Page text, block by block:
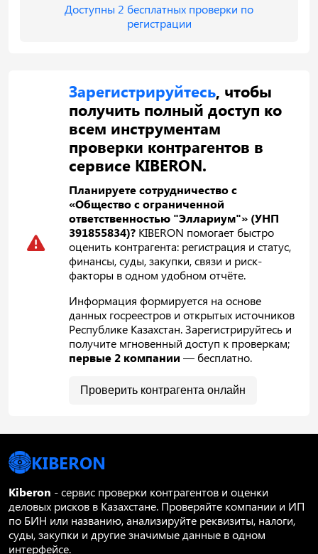
Доступны 2 бесплатных проверки по
регистрации
Зарегистрируйтесь, чтобы
получить полный доступ ко
всем инструментам
проверки контрагентов в
сервисе KIBERON.
Планируете сотрудничество с
«Общество с ограниченной
ответственностью "Эллариум"» (УНП
391855834)? KIBERON помогает быстро
оценить контрагента: регистрация и статус,
финансы, суды, закупки, связи и риск-
факторы в одном удобном отчёте.
Информация формируется на основе
данных госреестров и открытых источников
Республике Казахстан. Зарегистрируйтесь и
получите мгновенный доступ к проверкам;
первые 2 компании — бесплатно.
Проверить контрагента онлайн
KIBERON
Kiberon - сервис проверки контрагентов и оценки
деловых рисков в Казахстане. Проверяйте компании и ИП
по БИН или названию, анализируйте реквизиты, налоги,
суды, закупки и другие значимые данные в одном
интерфейсе.